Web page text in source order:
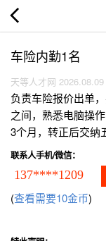
车险内勤1名
天等人才网 2026.08.09
负责车险报价出单
之间，熟悉电脑操
3个月，转正后交纳
联系人手机/微信：
137****1209
(查看需要10金币)